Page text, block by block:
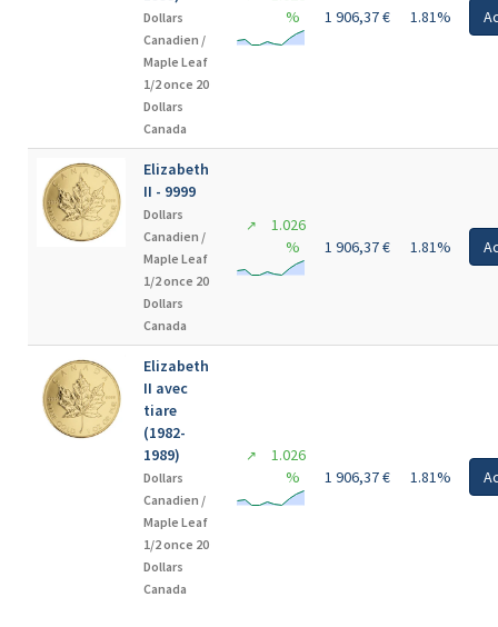
Dollars
Canadien /
Maple Leaf
1/2 once 20
Dollars
Canada
%
1 906,37 € 1.81%
Elizabeth
II - 9999
Dollars
Canadien /
Maple Leaf
1/2 once 20
Dollars
Canada
↗
1.026
%
1 906,37 € 1.81%
Elizabeth
II avec
tiare
(1982-
1989)
Dollars
Canadien /
Maple Leaf
1/2 once 20
Dollars
Canada
↗
1.026
%
1 906,37 € 1.81%